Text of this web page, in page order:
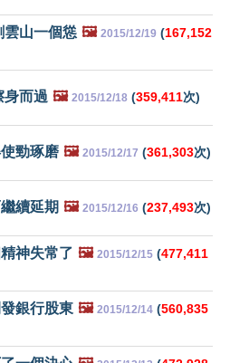
雲山一個慫 🖼️ 2015/12/19 (167,152
身而過 🖼️ 2015/12/18 (359,411次)
勁琢磨 🖼️ 2015/12/17 (361,303次)
續延期 🖼️ 2015/12/16 (237,493次)
神失常了 🖼️ 2015/12/15 (477,411
銀行股東 🖼️ 2015/12/14 (560,835